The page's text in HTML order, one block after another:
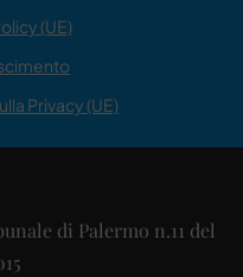
(UE)
Privacy (UE)
di Palermo n.11 del